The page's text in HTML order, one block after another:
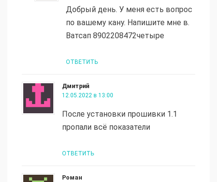
Добрый день. У меня есть вопрос
по вашему кану. Напишите мне в.
Ватсап 8902208472четыре
ОТВЕТИТЬ
Дмитрий
12.05.2022 в 13:00
После установки прошивки 1.1
пропали всё показатели
ОТВЕТИТЬ
Роман